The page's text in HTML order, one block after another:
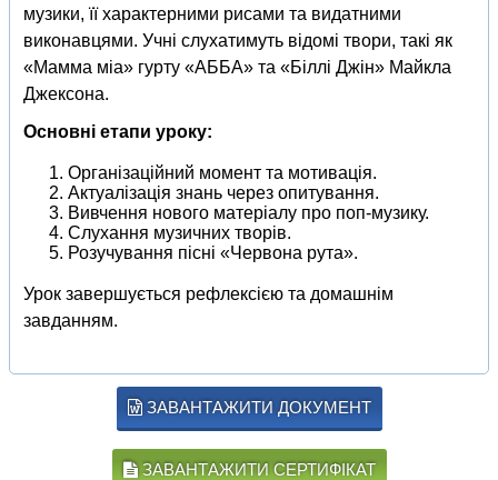
музики, її характерними рисами та видатними
виконавцями. Учні слухатимуть відомі твори, такі як
«Мамма міа» гурту «АББА» та «Біллі Джін» Майкла
Джексона.
Основні етапи уроку:
Організаційний момент та мотивація.
Актуалізація знань через опитування.
Вивчення нового матеріалу про поп-музику.
Слухання музичних творів.
Розучування пісні «Червона рута».
Урок завершується рефлексією та домашнім
завданням.
ЗАВАНТАЖИТИ ДОКУМЕНТ
ЗАВАНТАЖИТИ СЕРТИФІКАТ